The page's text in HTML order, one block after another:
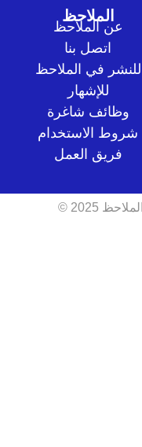
الملاحظ
شاغرة
العمل